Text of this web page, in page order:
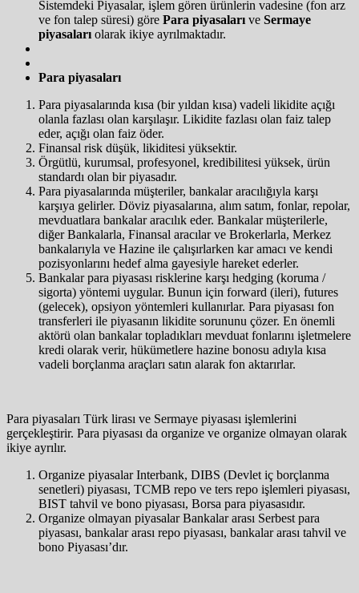
Sistemdeki Piyasalar, işlem gören ürünlerin vadesine (fon arz
ve fon talep süresi) göre Para piyasaları ve Sermaye
piyasaları olarak ikiye ayrılmaktadır.
Para piyasaları
Para piyasalarında kısa (bir yıldan kısa) vadeli likidite açığı
olanla fazlası olan karşılaşır. Likidite fazlası olan faiz talep
eder, açığı olan faiz öder.
Finansal risk düşük, likiditesi yüksektir.
Örgütlü, kurumsal, profesyonel, kredibilitesi yüksek, ürün
standardı olan bir piyasadır.
Para piyasalarında müşteriler, bankalar aracılığıyla karşı
karşıya gelirler. Döviz piyasalarına, alım satım, fonlar, repolar,
mevduatlara bankalar aracılık eder. Bankalar müşterilerle,
diğer Bankalarla, Finansal aracılar ve Brokerlarla, Merkez
bankalarıyla ve Hazine ile çalışırlarken kar amacı ve kendi
pozisyonlarını hedef alma gayesiyle hareket ederler.
Bankalar para piyasası risklerine karşı hedging (koruma /
sigorta) yöntemi uygular. Bunun için forward (ileri), futures
(gelecek), opsiyon yöntemleri kullanırlar. Para piyasası fon
transferleri ile piyasanın likidite sorununu çözer. En önemli
aktörü olan bankalar topladıkları mevduat fonlarını işletmelere
kredi olarak verir, hükümetlere hazine bonosu adıyla kısa
vadeli borçlanma araçları satın alarak fon aktarırlar.
Para piyasaları Türk lirası ve Sermaye piyasası işlemlerini
gerçekleştirir. Para piyasası da organize ve organize olmayan olarak
ikiye ayrılır.
Organize piyasalar Interbank, DIBS (Devlet iç borçlanma
senetleri) piyasası, TCMB repo ve ters repo işlemleri piyasası,
BIST tahvil ve bono piyasası, Borsa para piyasasıdır.
Organize olmayan piyasalar Bankalar arası Serbest para
piyasası, bankalar arası repo piyasası, bankalar arası tahvil ve
bono Piyasası’dır.